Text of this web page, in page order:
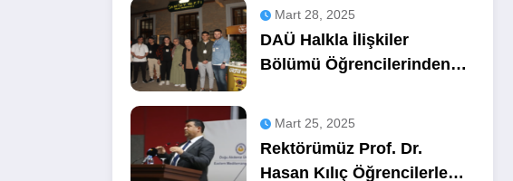
Mart 28, 2025
DAÜ Halkla İlişkiler
Bölümü Öğrencilerinden
Mart 25, 2025
Rektörümüz Prof. Dr.
Hasan Kılıç Öğrencilerle